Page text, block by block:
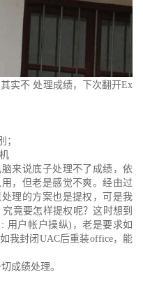
实不 处理成绩，下次翻开Ex
；
来说底子处理不了成绩，依
，但老是感觉不爽。经由过
理的方案也是提权，可是我
竟要怎样提权呢？这时想到
: 用户帐户操纵)，老是要求如
我封闭UAC后重装office，能
成绩处理。